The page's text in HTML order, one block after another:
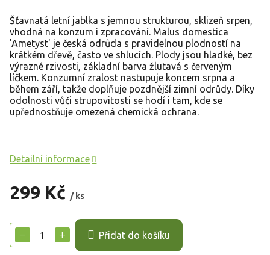
299 Kč / ks
cena:
+
− Přidat do košíku
Šťavnatá letní jablka s jemnou strukturou, sklizeň srpen,
vhodná na konzum i zpracování. Malus domestica
'Ametyst' je česká odrůda s pravidelnou plodností na
krátkém dřevě, často ve shlucích. Plody jsou hladké, bez
výrazné rzivosti, základní barva žlutavá s červeným
líčkem. Konzumní zralost nastupuje koncem srpna a
během září, takže doplňuje pozdnější zimní odrůdy. Díky
odolnosti vůči strupovitosti se hodí i tam, kde se
upřednostňuje omezená chemická ochrana.
Detailní informace